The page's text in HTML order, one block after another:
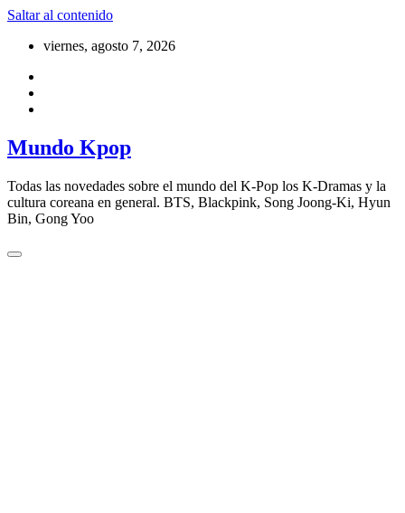
Saltar al contenido
viernes, agosto 7, 2026
Mundo Kpop
Todas las novedades sobre el mundo del K-Pop los K-Dramas y la
cultura coreana en general. BTS, Blackpink, Song Joong-Ki, Hyun
Bin, Gong Yoo